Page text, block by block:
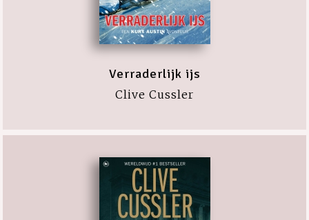
Verraderlijk ijs
Clive Cussler